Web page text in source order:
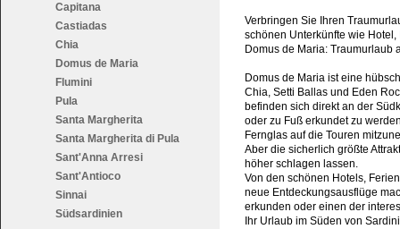
Capitana
Castiadas
Chia
Domus de Maria
Flumini
Pula
Santa Margherita
Santa Margherita di Pula
Sant'Anna Arresi
Sant'Antioco
Sinnai
Südsardinien
Verbringen Sie Ihren
schönen Unterkünfte wie
Domus de Maria: Traumurlaub
Domus de Maria ist eine
Chia, Setti Ballas und Eden
befinden sich direkt an der
oder zu Fuß erkundet zu
Fernglas auf die Touren
Aber die sicherlich größte
höher schlagen lassen.
Von den schönen Hotels,
neue Entdeckungsausflüge
erkunden oder einen der
Ihr Urlaub im Süden von